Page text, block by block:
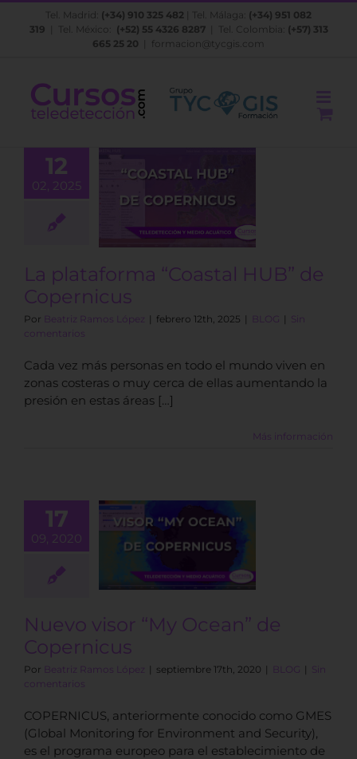
Saltar
Tel. Madrid: (+34) 910 325 482 | Tel. Málaga: (+34) 951 082
319 | Tel. México: (+52) 55 4326 8287| Tel. Colombia: (+57) 313
665 25 20
formacion@tycgis.com
12
02, 2025
La plataforma “Coastal HUB” de
Copernicus
Por Beatriz Ramos López | febrero 12th, 2025 | BLOG | Sin
comentarios
Cada vez más personas en todo el mundo viven en
zonas costeras o muy cerca de ellas aumentando la
presión en estas áreas […]
Más información
17
09, 2020
visor “My
de
Nuevo visor “My Ocean” de
Copernicus
Por Beatriz Ramos López | septiembre 17th, 2020 | BLOG | Sin
comentarios
COPERNICUS, anteriormente conocido como GMES
(Global Monitoring for Environment and Security),
es el programa europeo para el establecimiento de